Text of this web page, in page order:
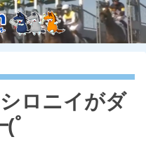
シロニイがダ
ﾟ